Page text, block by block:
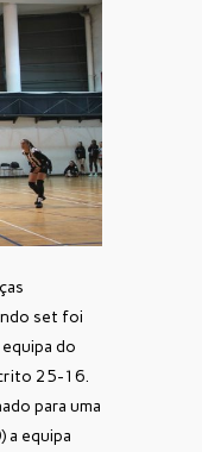
set foi
do
25-16.
para uma
a equipa